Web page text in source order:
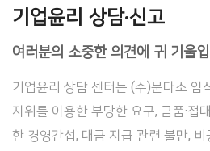
기업윤리 상담·신고
여러분의 소중한 의견에 귀 기울
기업윤리 상담 센터는 (주)문다소 임
지위를 이용한 부당한 요구, 금품·접
한 경영간섭, 대금 지급 관련 불만,